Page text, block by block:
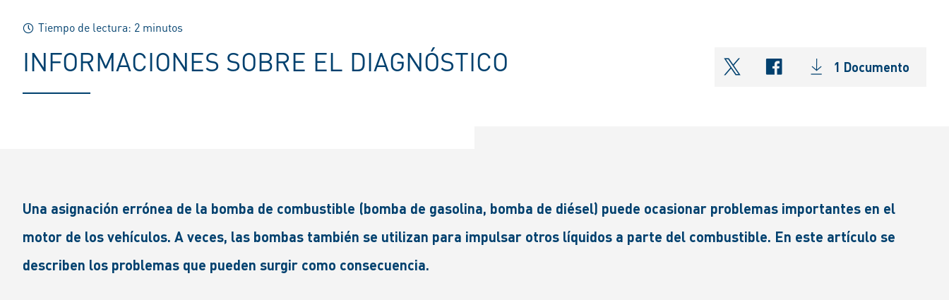
Tiempo de lectura: 2 minutos
INFORMACIONES SOBRE EL DIAGNÓSTICO shareOntwitter
shareOnfacebook
1 Documento
Una asignación errónea de la bomba de combustible (bomba de gasolina, bomba de diésel) puede ocasionar problemas importantes en el
motor de los vehículos. A veces, las bombas también se utilizan para impulsar otros líquidos a parte del combustible. En este artículo se
describen los problemas que pueden surgir como consecuencia.